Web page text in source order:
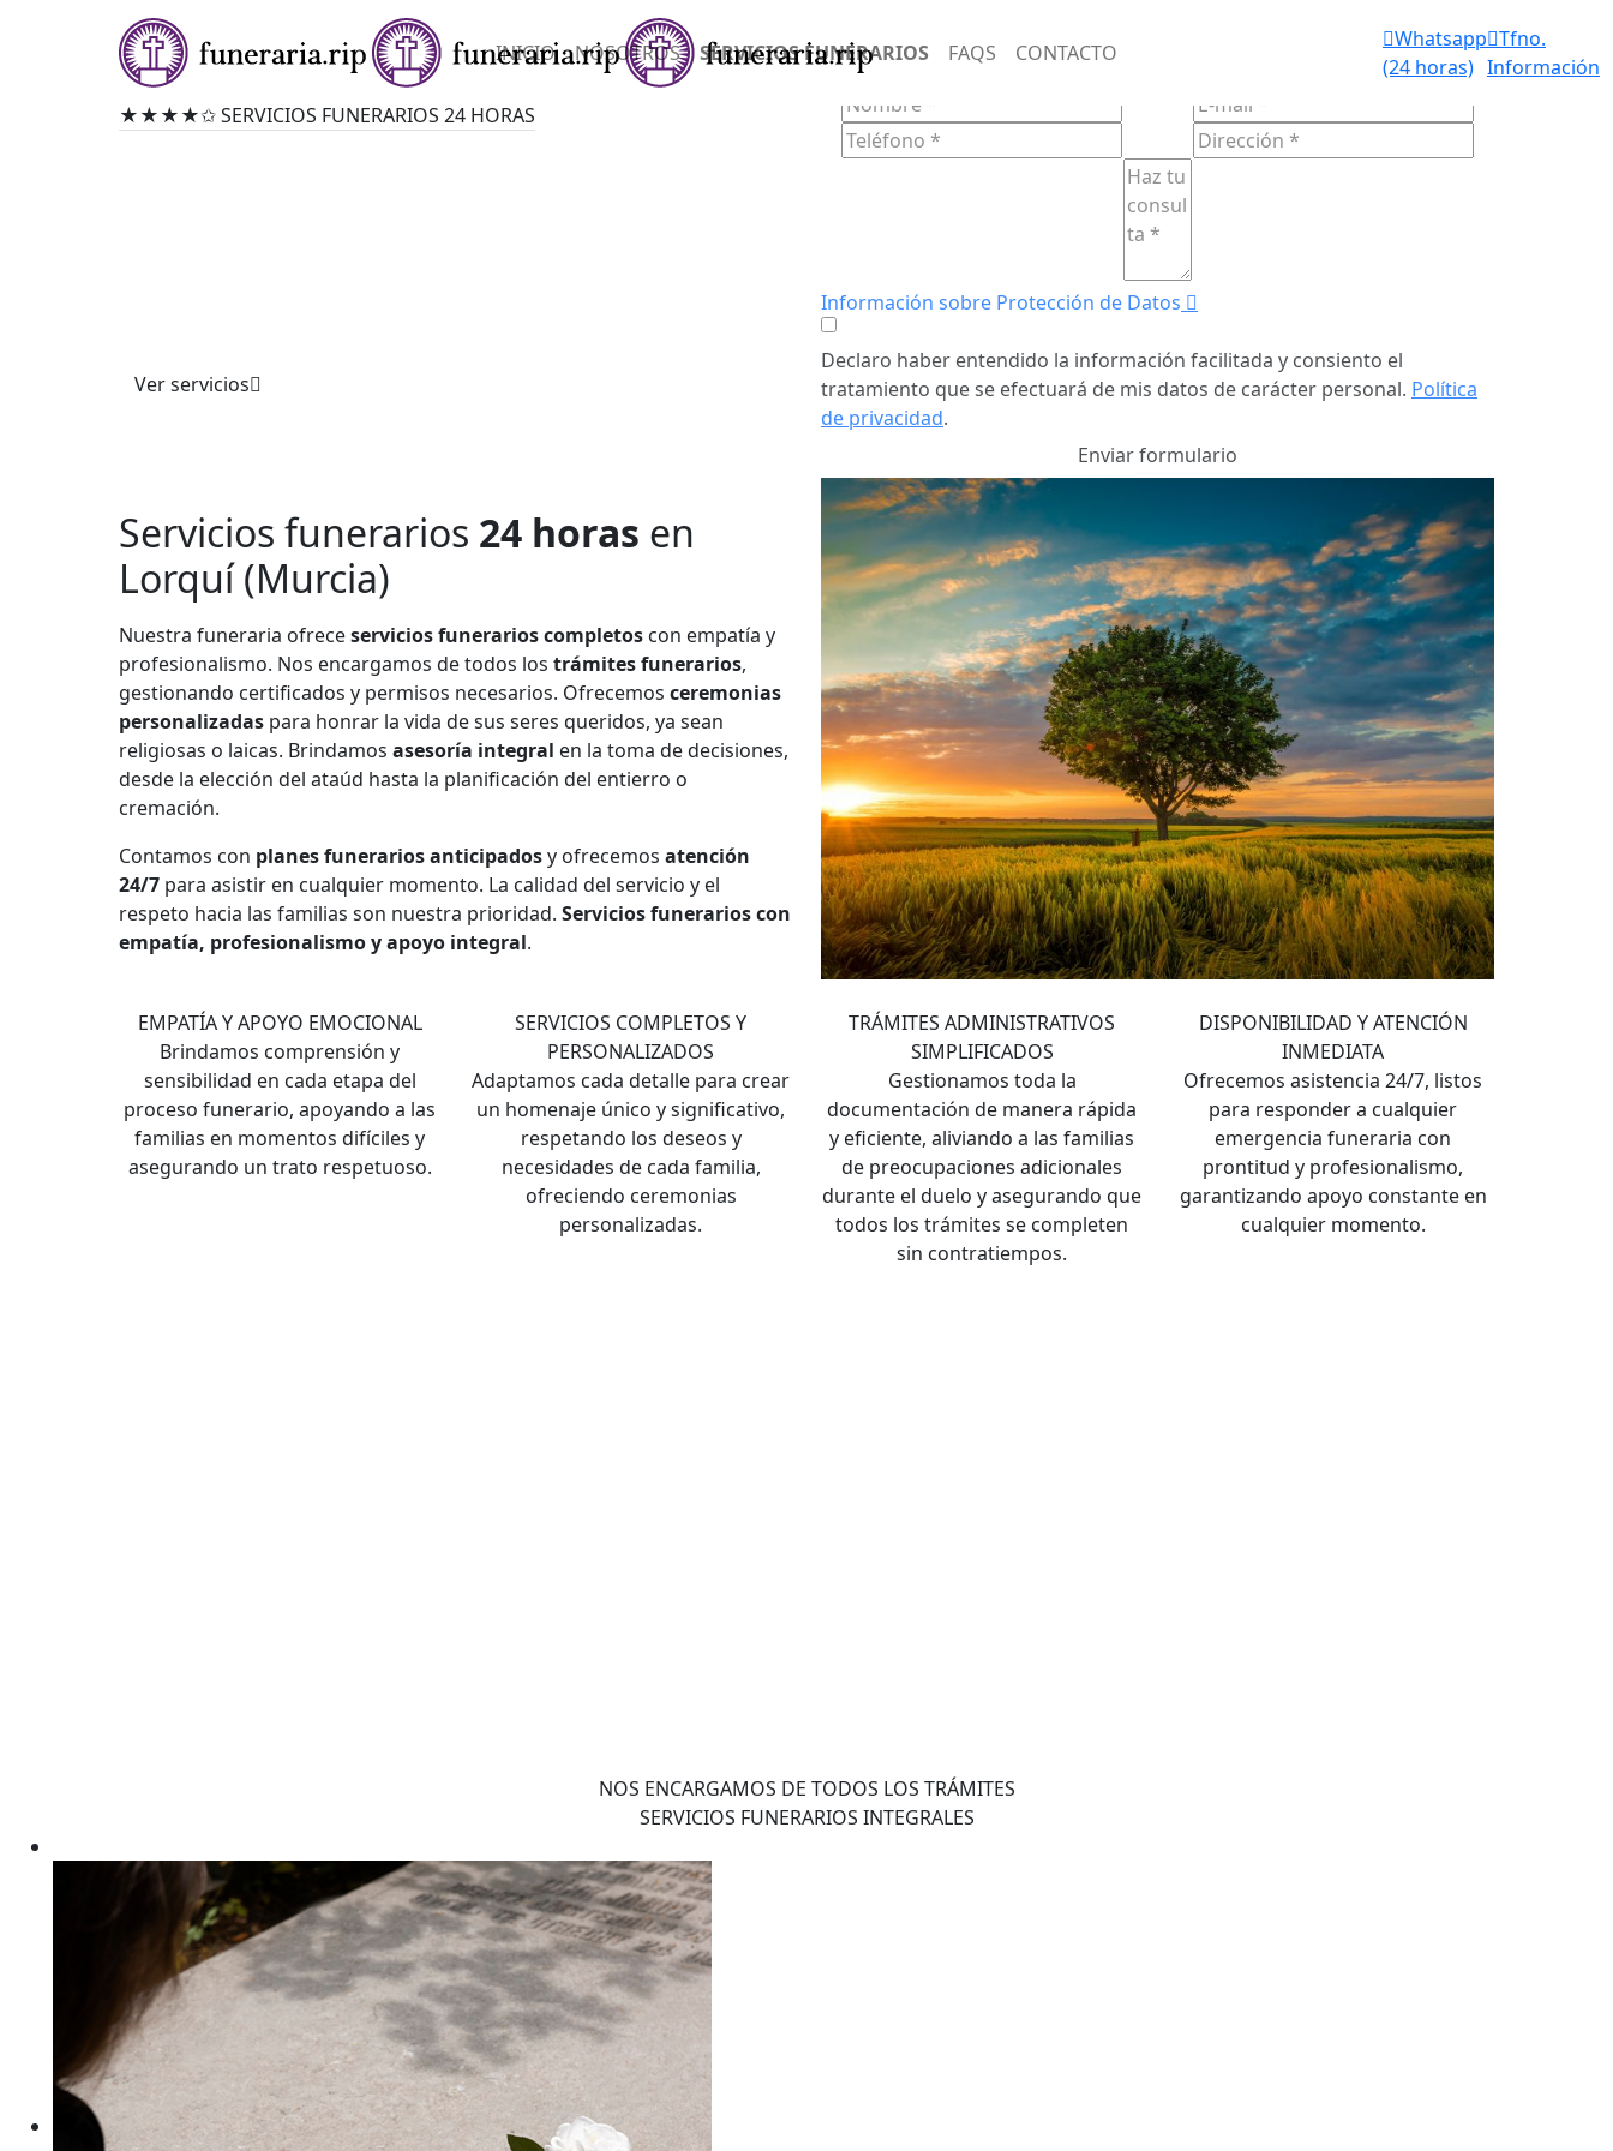
INICIO NOSOTROS SERVICIOS FUNERARIOS FAQS CONTACTO
Whatsapp
(24 horas)
Tfno.
Información
★★★★✩ SERVICIOS FUNERARIOS 24 HORAS
Ver servicios
SERVICIOS FUNERARIOS 24 HORAS
Información sobre Protección de Datos
Declaro haber entendido la información facilitada y consiento el
tratamiento que se efectuará de mis datos de carácter personal. Política
de privacidad.
Servicios funerarios 24 horas en
Lorquí (Murcia)
Nuestra funeraria ofreceservicios funerarios completos con empatía y
profesionalismo. Nos encargamos de todos los trámites funerarios,
gestionando certificados y permisos necesarios. Ofrecemos ceremonias
personalizadas para honrar la vida de sus seres queridos, ya sean
religiosas o laicas. Brindamos asesoría integral en la toma de decisiones,
desde la elección del ataúd hasta la planificación del entierro o
cremación.
Contamos con planes funerarios anticipadosy ofrecemos atención
24/7 para asistir en cualquier momento. La calidad del servicio y el
respeto hacia las familias son nuestra prioridad. Servicios funerarios con
empatía, profesionalismo y apoyo integral.
EMPATÍA Y APOYO EMOCIONAL
Brindamos comprensión y
sensibilidad en cada etapa del
proceso funerario, apoyando a las
familias en momentos difíciles y
asegurando un trato respetuoso.
SERVICIOS COMPLETOS Y
PERSONALIZADOS
Adaptamos cada detalle para crear
un homenaje único y significativo,
respetando los deseos y
necesidades de cada familia,
ofreciendo ceremonias
personalizadas.
TRÁMITES ADMINISTRATIVOS
SIMPLIFICADOS
Gestionamos toda la
documentación de manera rápida
y eficiente, aliviando a las familias
de preocupaciones adicionales
durante el duelo y asegurando que
todos los trámites se completen
sin contratiempos.
DISPONIBILIDAD Y ATENCIÓN
INMEDIATA
Ofrecemos asistencia 24/7, listos
para responder a cualquier
emergencia funeraria con
prontitud y profesionalismo,
garantizando apoyo constante en
cualquier momento.
NOS ENCARGAMOS DE TODOS LOS TRÁMITES
SERVICIOS FUNERARIOS INTEGRALES